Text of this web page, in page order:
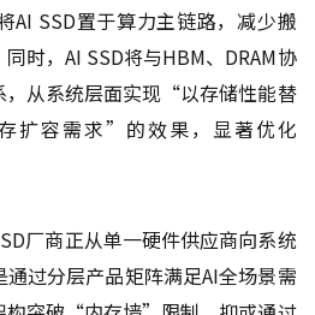
AI SSD置于算力主链路，减少搬
时，AI SSD将与HBM、DRAM协
，从系统层面实现“以存储性能替
扩容需求”的效果，显著优化
厂商正从单一硬件供应商向系统
过分层产品矩阵满足AI全场景需